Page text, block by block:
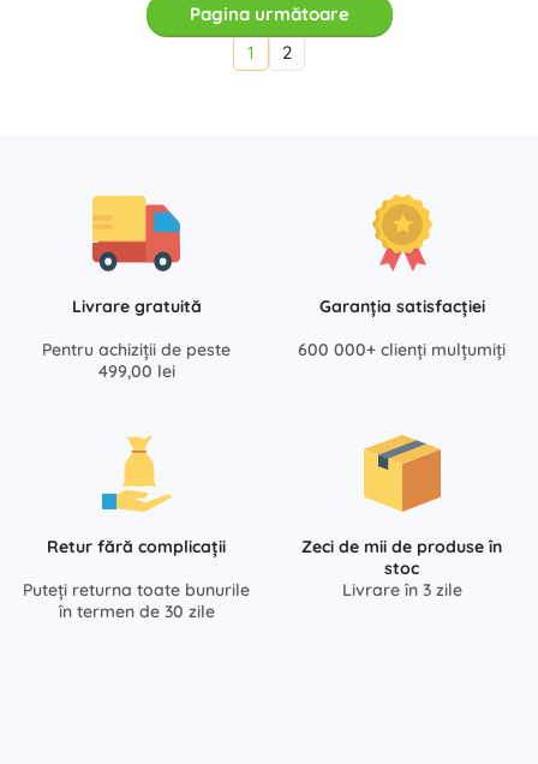
Pagina următoare
1
2
Livrare gratuită
Pentru achiziții de peste
499,00 lei
Garanția satisfacției
600 000+ clienți mulțumiți
Retur fără complicații
Puteți returna toate bunurile
în termen de 30 zile
Zeci de mii de produse în
stoc
Livrare în 3 zile